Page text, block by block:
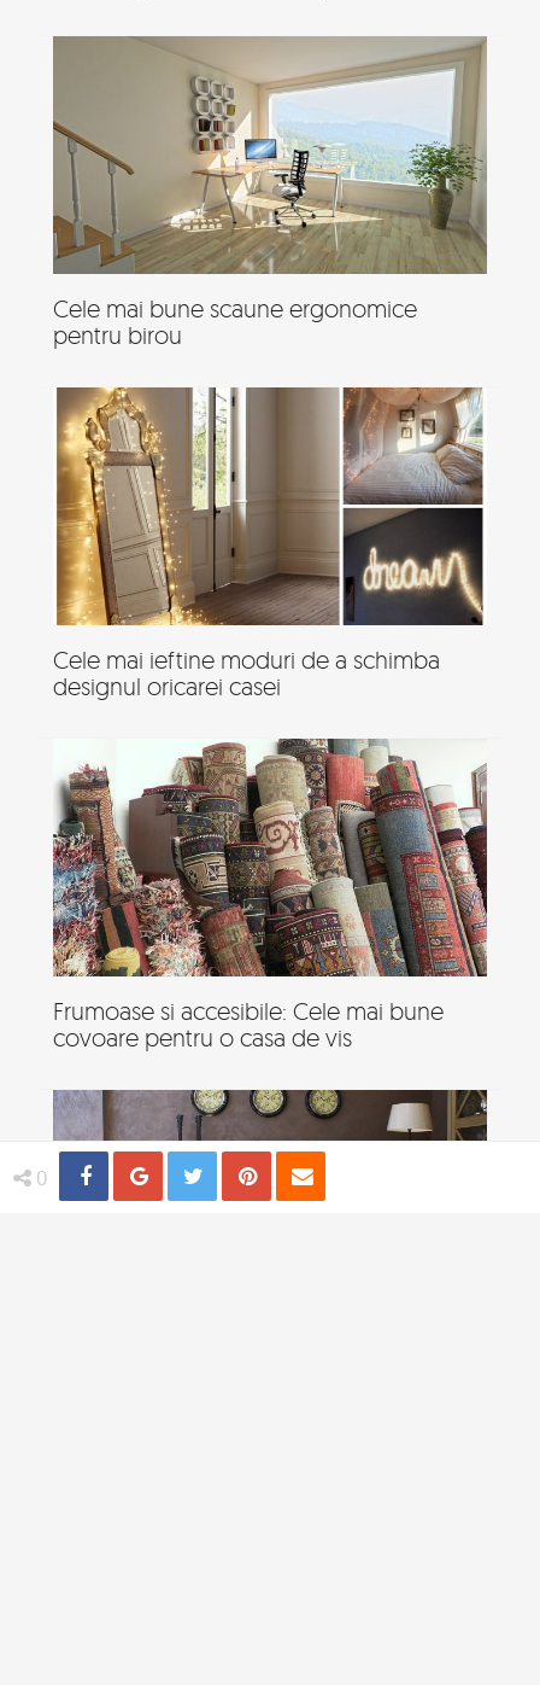
0 Share Distribuie
Tweet Pin
Cele mai bune scaune ergonomice
pentru birou
Cele mai ieftine moduri de a schimba
designul oricarei casei
Frumoase si accesibile: Cele mai bune
covoare pentru o casa de vis